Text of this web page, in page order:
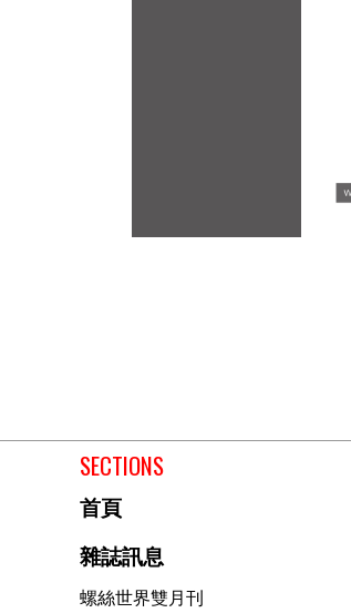
SECTIONS
首頁
雜誌訊息
螺絲世界雙月刊